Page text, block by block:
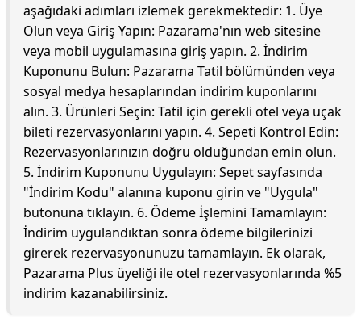
aşağıdaki adımları izlemek gerekmektedir: 1. Üye
Olun veya Giriş Yapın: Pazarama'nın web sitesine
veya mobil uygulamasına giriş yapın. 2. İndirim
Kuponunu Bulun: Pazarama Tatil bölümünden veya
sosyal medya hesaplarından indirim kuponlarını
alın. 3. Ürünleri Seçin: Tatil için gerekli otel veya uçak
bileti rezervasyonlarını yapın. 4. Sepeti Kontrol Edin:
Rezervasyonlarınızın doğru olduğundan emin olun.
5. İndirim Kuponunu Uygulayın: Sepet sayfasında
"İndirim Kodu" alanına kuponu girin ve "Uygula"
butonuna tıklayın. 6. Ödeme İşlemini Tamamlayın:
İndirim uygulandıktan sonra ödeme bilgilerinizi
girerek rezervasyonunuzu tamamlayın. Ek olarak,
Pazarama Plus üyeliği ile otel rezervasyonlarında %5
indirim kazanabilirsiniz.